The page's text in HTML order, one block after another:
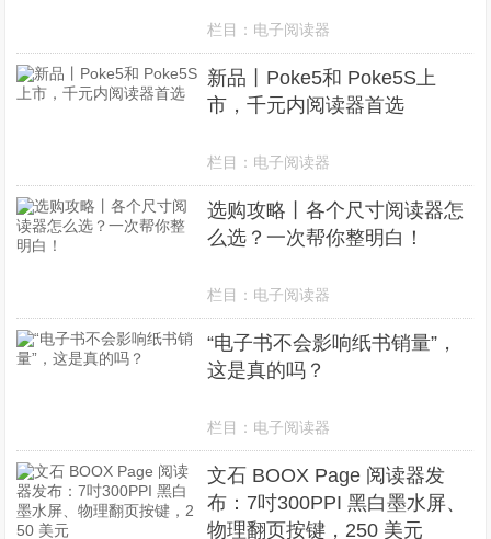
栏目： 电子阅读器
新品丨Poke5和 Poke5S上
市，千元内阅读器首选
栏目： 电子阅读器
选购攻略丨各个尺寸阅读器怎
么选？一次帮你整明白！
栏目： 电子阅读器
“电子书不会影响纸书销量”，
这是真的吗？
栏目： 电子阅读器
文石 BOOX Page 阅读器发
布：7吋300PPI 黑白墨水屏、
物理翻页按键，250 美元